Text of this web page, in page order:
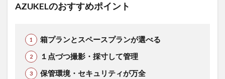
AZUKELのおすすめポイント
箱プランとスペースプランが選べる
１点づつ撮影・採寸して管理
保管環境・セキュリティが万全